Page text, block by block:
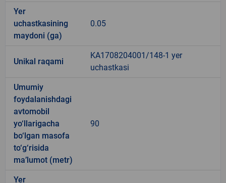
Yer
uchastkasining
maydoni (ga)
0.05
Unikal raqami
KA1708204001/148-1 yer
uchastkasi
Umumiy
foydalanishdagi
avtomobil
yo‘llarigacha
bo‘lgan masofa
to‘g‘risida
ma’lumot (metr)
90
Yer